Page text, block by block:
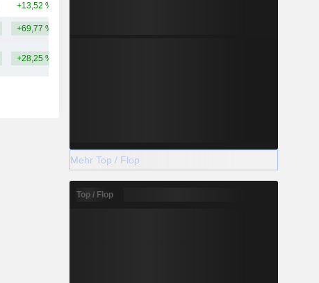
+13,52 %
+69,77 %
+28,25 %
Mehr Top / Flop
Top / Flop